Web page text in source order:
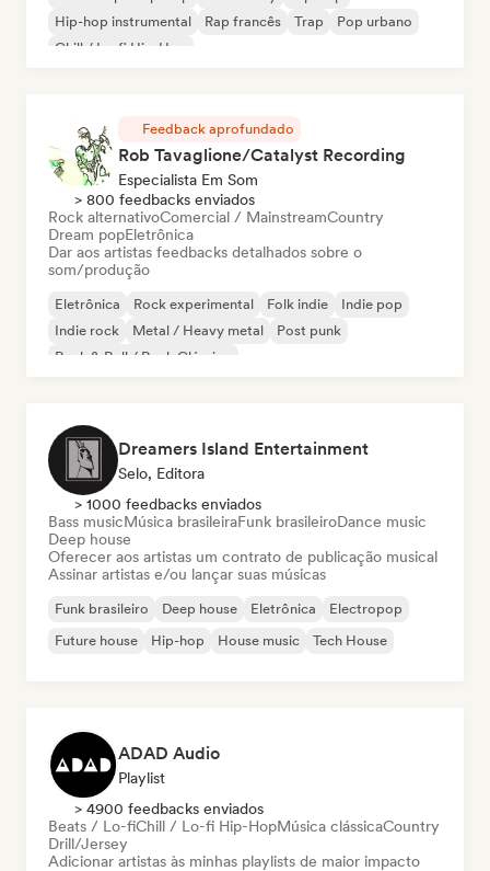
Hip-hop instrumental
Rap francês Trap
Pop urbano
Chill / Lo-fi Hip-Hop
Feedback aprofundado
Rob Tavaglione/Catalyst Recording
Especialista Em Som
> 800 feedbacks enviados
Rock alternativoComercial / MainstreamCountry
Dream popEletrônica
Dar aos artistas feedbacks detalhados sobre o
som/produção
Eletrônica Rock experimental Folk indie
Indie pop
Indie rock
Metal / Heavy metal
Post punk
Rock & Roll / Rock Clássico
Dreamers Island Entertainment
Selo, Editora
> 1000 feedbacks enviados
Bass musicMúsica brasileiraFunk brasileiroDance music
Deep house
Oferecer aos artistas um contrato de publicação musical
Assinar artistas e/ou lançar suas músicas
Funk brasileiro Deep house Eletrônica
Electropop
Future house
Hip-hop House music Tech House
ADAD Audio
Playlist
> 4900 feedbacks enviados
Beats / Lo-fiChill / Lo-fi Hip-HopMúsica clássicaCountry
Drill/Jersey
Adicionar artistas às minhas playlists de maior impacto